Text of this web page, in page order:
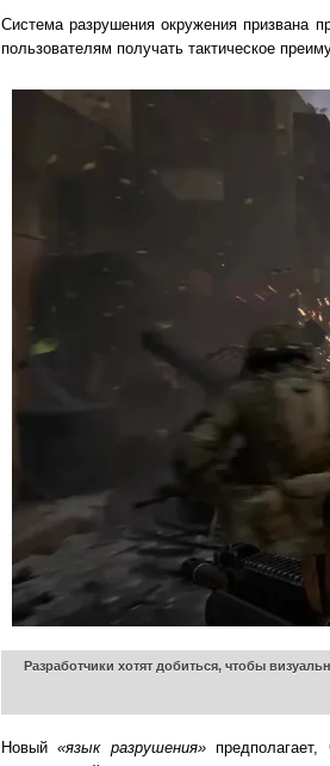
Система разрушения окружения призвана
пользователям получать тактическое
Разработчики хотят добиться, чтобы
Новый«язык разрушения»предполагает,